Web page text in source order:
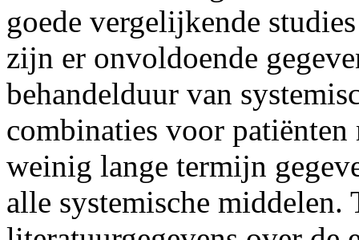
goede vergelijkende
zijn er onvoldoende
behandelduur van
combinaties voor patiënten
weinig lange termijn
alle systemische middelen.